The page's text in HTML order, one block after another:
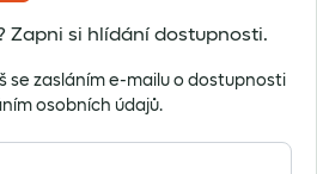
Zapni si hlídání dostupnosti.
se zasláním e-mailu o dostupnosti
osobních údajů.